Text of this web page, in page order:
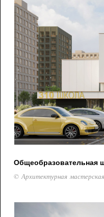
Общеобразовательная
© Архитектурная